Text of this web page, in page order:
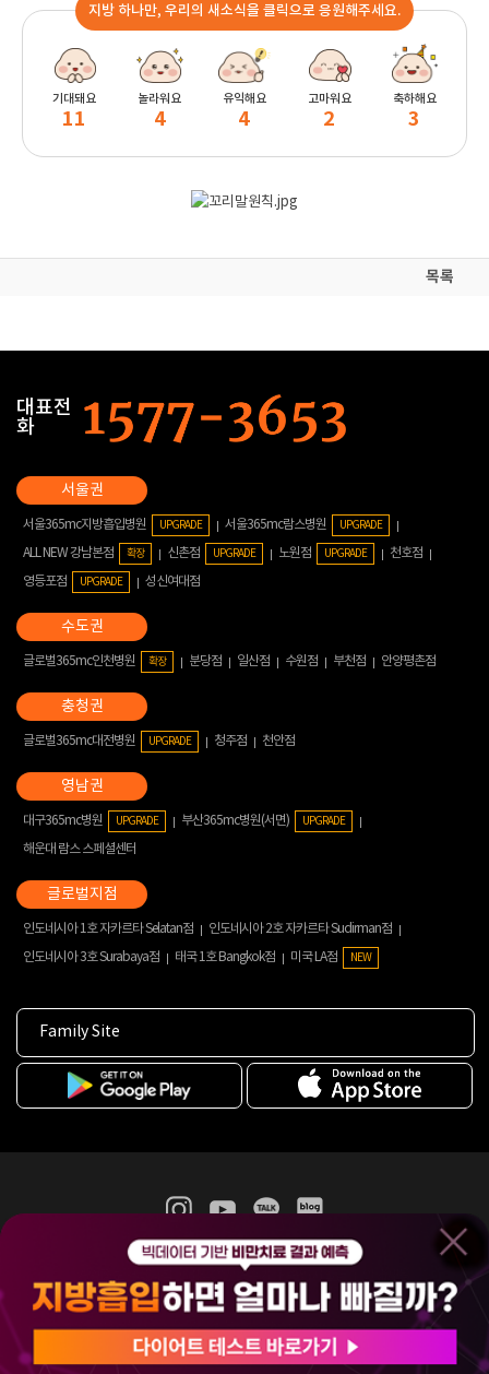
지방 하나만, 우리의 새소식을 클릭으로 응원해주세요.
기대돼요
11
놀라워요
4
유익해요
4
고마워요
2
축하해요
3
목록
대표전
화
서울365mc지방흡입병원 UPGRADE 서울365mc람스병원 UPGRADE
ALL NEW 강남본점 확장 신촌점 UPGRADE 노원점 UPGRADE
천호점
영등포점
UPGRADE 성신여대점
글로벌365mc인천병원 확장 분당점 일산점 수원점 부천점 안양평촌점
글로벌365mc대전병원 UPGRADE 청주점 천안점
대구365mc병원 UPGRADE 부산365mc병원(서면) UPGRADE
해운대 람스 스페셜센터
인도네시아 1호 자카르타 Selatan점
인도네시아 2호 자카르타 Sudirman점
인도네시아 3호 Surabaya점
태국 1호 Bangkok점 미국 LA점 NEW
Family Site
365mc 병·의원 이용약관
홈페이지 이용약관
비급여진료수가
(주)365mcㅣ서울특별시 서초구 서초대로52길 7, 3~4층(서초동, 제일빌딩)
120-87-04354ㅣ김남철
COPYRIGHT(C) 2025 365mc. ALL RIGHTS RESERVED.